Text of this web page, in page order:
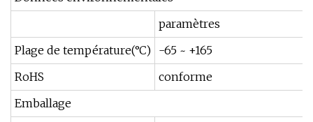
paramètres
Plage de température(°C) -65 ~ +165
RoHS
conforme
Emballage